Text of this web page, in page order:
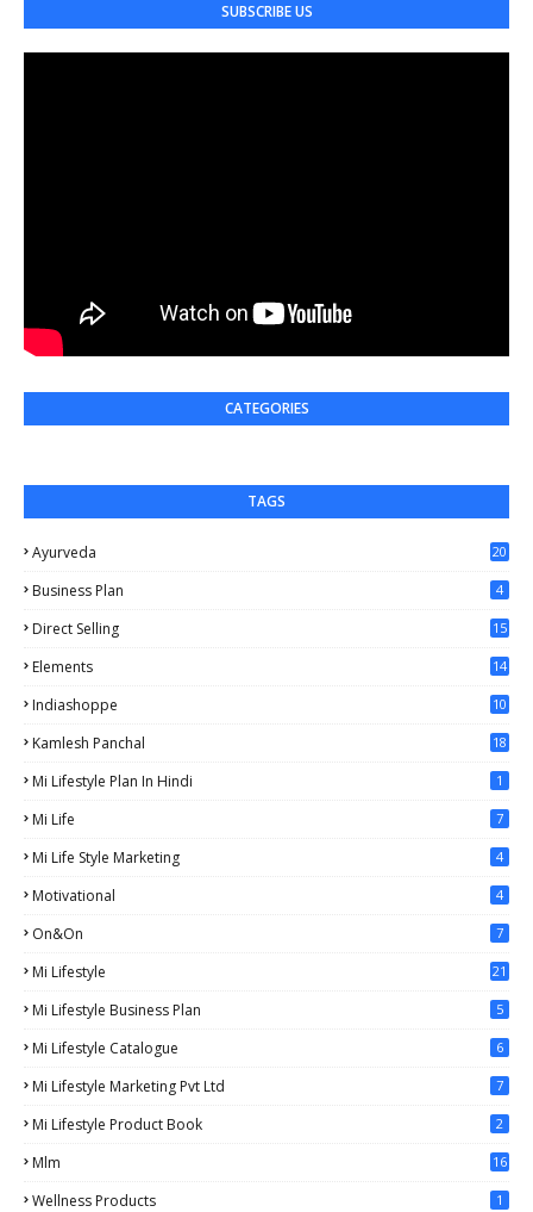
SUBSCRIBE US
CATEGORIES
TAGS
Ayurveda 20
Business Plan 4
Direct Selling 15
Elements 14
Indiashoppe 10
Kamlesh Panchal 18
Mi Lifestyle Plan In Hindi 1
Mi Life 7
Mi Life Style Marketing 4
Motivational 4
On&on 7
Mi Lifestyle 21
Mi Lifestyle Business Plan 5
Mi Lifestyle Catalogue 6
Mi Lifestyle Marketing Pvt Ltd 7
Mi Lifestyle Product Book 2
Mlm 16
Wellness Products 1